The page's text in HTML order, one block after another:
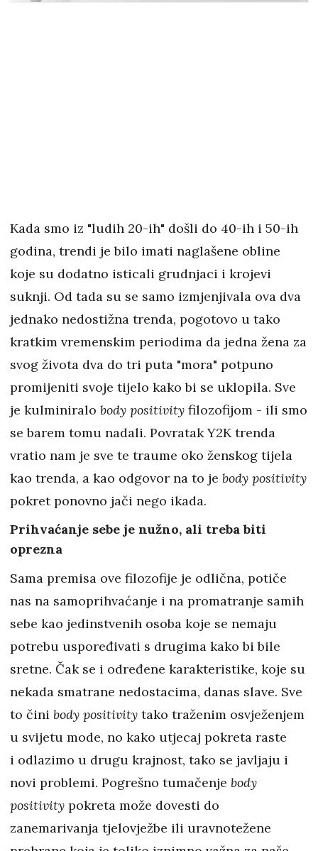
Kada smo iz "ludih 20-ih" došli do 40-ih i 50-ih
godina, trendi je bilo imati naglašene obline
koje su dodatno isticali grudnjaci i krojevi
suknji. Od tada su se samo izmjenjivala ova dva
jednako nedostižna trenda, pogotovo u tako
kratkim vremenskim periodima da jedna žena za
svog života dva do tri puta "mora" potpuno
promijeniti svoje tijelo kako bi se uklopila. Sve
je kulminiralo body positivity filozofijom - ili smo
se barem tomu nadali. Povratak Y2K trenda
vratio nam je sve te traume oko ženskog tijela
kao trenda, a kao odgovor na to je body positivity
pokret ponovno jači nego ikada.
Prihvaćanje sebe je nužno, ali treba biti
oprezna
Sama premisa ove filozofije je odlična, potiče
nas na samoprihvaćanje i na promatranje samih
sebe kao jedinstvenih osoba koje se nemaju
potrebu uspoređivati s drugima kako bi bile
sretne. Čak se i određene karakteristike, koje su
nekada smatrane nedostacima, danas slave. Sve
to čini body positivity tako traženim osvježenjem
u svijetu mode, no kako utjecaj pokreta raste
i odlazimo u drugu krajnost, tako se javljaju i
novi problemi. Pogrešno tumačenje body
positivity pokreta može dovesti do
zanemarivanja tjelovježbe ili uravnotežene